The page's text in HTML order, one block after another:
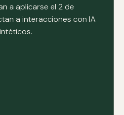
a aplicarse el 2 de
a interacciones con IA